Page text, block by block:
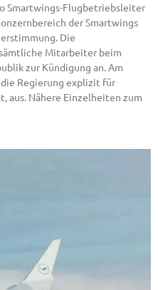
Smartwings-Flugbetriebsleiter
der Smartwings
Die
Mitarbeiter beim
zur Kündigung an. Am
Regierung explizit für
aus. Nähere Einzelheiten zum